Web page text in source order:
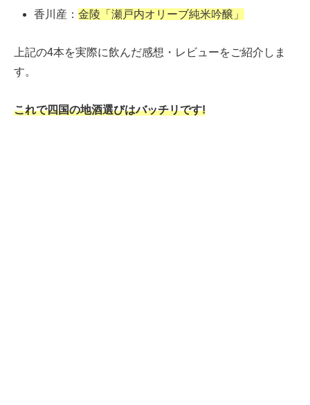
香川産：金陵「瀬戸内オリーブ純米吟醸」
上記の4本を実際に飲んだ感想・レビューをご紹介しま
す。
これで四国の地酒選びはバッチリです!